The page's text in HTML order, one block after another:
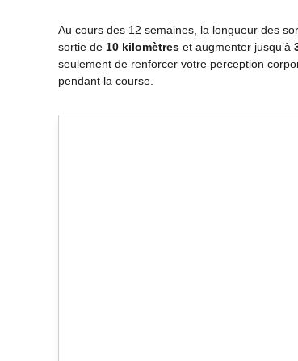
Au cours des 12 semaines, la longueur des
sortie de 10 kilomètres et augmenter jusqu’à
seulement de renforcer votre perception
pendant la course.